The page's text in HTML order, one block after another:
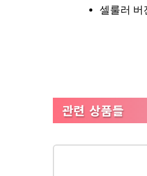
셀룰러 버
관련 상품들